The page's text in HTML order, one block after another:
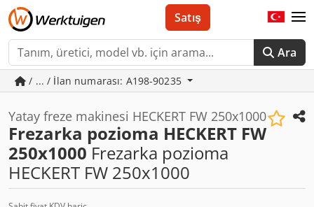
Ara
Satış
/ ... / İlan numarası: A198-90235
Yatay freze makinesi HECKERT FW 250x1000
Frezarka pozioma HECKERT FW
250x1000 Frezarka pozioma
HECKERT FW 250x1000